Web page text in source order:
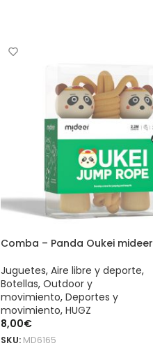
Comba – Panda Oukei mideer
Juguetes, Aire libre y deporte,
Botellas, Outdoor y
movimiento, Deportes y
movimiento, HUGZ
8,00€
SKU: MD6165